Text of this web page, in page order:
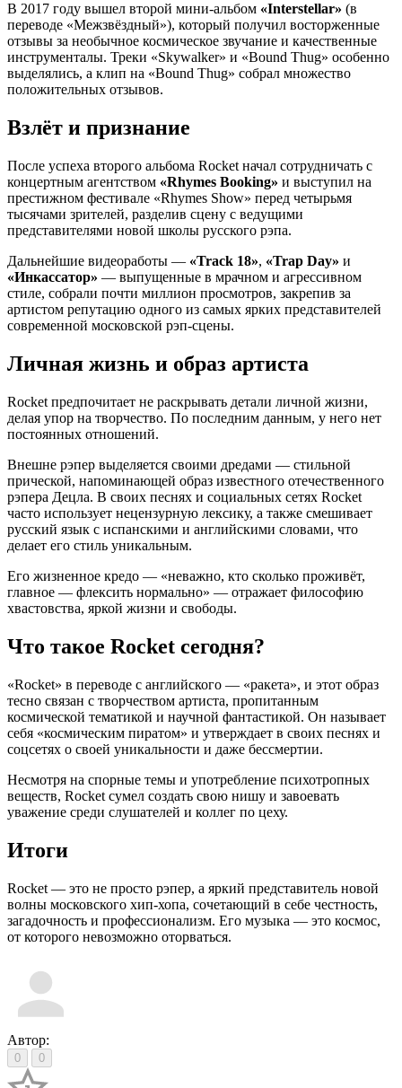
В 2017 году вышел второй мини-альбом «Interstellar» (в
переводе «Межзвёздный»), который получил восторженные
отзывы за необычное космическое звучание и качественные
инструменталы. Треки «Skywalker» и «Bound Thug» особенно
выделялись, а клип на «Bound Thug» собрал множество
положительных отзывов.
Взлёт и признание
После успеха второго альбома Rocket начал сотрудничать с
концертным агентством «Rhymes Booking» и выступил на
престижном фестивале «Rhymes Show» перед четырьмя
тысячами зрителей, разделив сцену с ведущими
представителями новой школы русского рэпа.
Дальнейшие видеоработы — «Track 18», «Trap Day» и
«Инкассатор» — выпущенные в мрачном и агрессивном
стиле, собрали почти миллион просмотров, закрепив за
артистом репутацию одного из самых ярких представителей
современной московской рэп-сцены.
Личная жизнь и образ артиста
Rocket предпочитает не раскрывать детали личной жизни,
делая упор на творчество. По последним данным, у него нет
постоянных отношений.
Внешне рэпер выделяется своими дредами — стильной
прической, напоминающей образ известного отечественного
рэпера Децла. В своих песнях и социальных сетях Rocket
часто использует нецензурную лексику, а также смешивает
русский язык с испанскими и английскими словами, что
делает его стиль уникальным.
Его жизненное кредо — «неважно, кто сколько проживёт,
главное — флексить нормально» — отражает философию
хвастовства, яркой жизни и свободы.
Что такое Rocket сегодня?
«Rocket» в переводе с английского — «ракета», и этот образ
тесно связан с творчеством артиста, пропитанным
космической тематикой и научной фантастикой. Он называет
себя «космическим пиратом» и утверждает в своих песнях и
соцсетях о своей уникальности и даже бессмертии.
Несмотря на спорные темы и употребление психотропных
веществ, Rocket сумел создать свою нишу и завоевать
уважение среди слушателей и коллег по цеху.
Итоги
Rocket — это не просто рэпер, а яркий представитель новой
волны московского хип-хопа, сочетающий в себе честность,
загадочность и профессионализм. Его музыка — это космос,
от которого невозможно оторваться.
Автор:
0 0